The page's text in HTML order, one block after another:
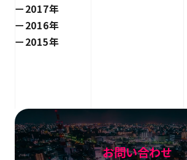
2017年
2016年
2015年
お問い合わせ